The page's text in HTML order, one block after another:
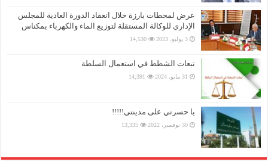
عرض لمحطات بارزة خلال انعقاد الدورة العادية للمجلس
الإداري للوكالة المستقلة لتوزيع الماء والكهرباء بمكناس
3 يوليو، 2023 14,530
تبعات الشطط في استعمال السلطة
31 مايو، 2024 14,391
يا حسرتي على مدينتي!!!!!
30 نوفمبر، 2022 13,335